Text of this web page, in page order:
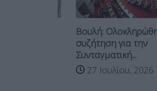
Βουλή: Ολοκληρώθηκε η
συζήτηση για την
Συνταγματική...
27 Ιουλίου, 2026